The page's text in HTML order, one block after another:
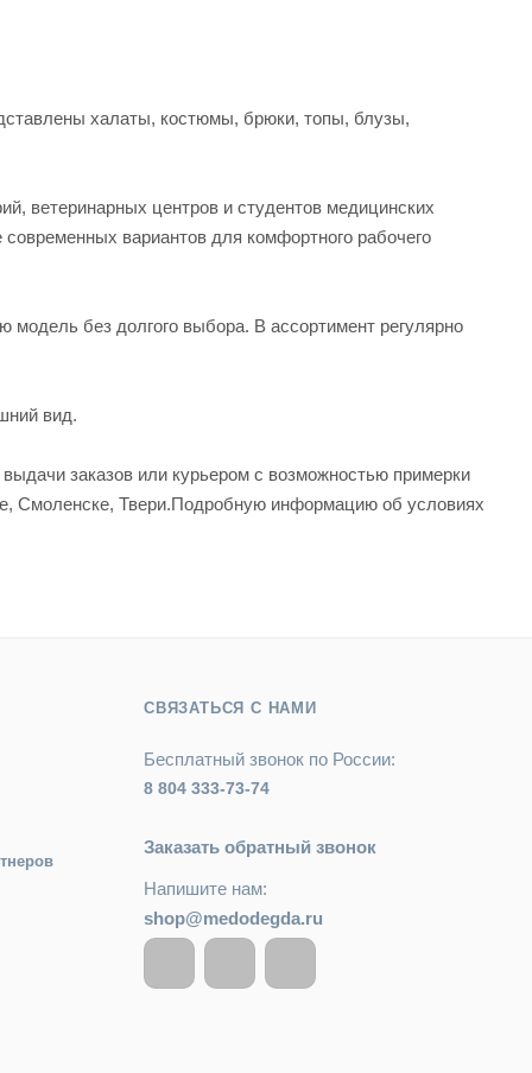
халаты, костюмы, брюки, топы, блузы,
ветеринарных центров и студентов медицинских
вариантов для комфортного рабочего
модель без долгого выбора. В ассортимент регулярно
вид.
заказов или курьером с возможностью примерки
Смоленске, Твери.Подробную информацию об условиях
СВЯЗАТЬСЯ С НАМИ
Бесплатный звонок по России:
8 804 333-73-74
Заказать обратный звонок
Напишите нам:
shop@medodegda.ru